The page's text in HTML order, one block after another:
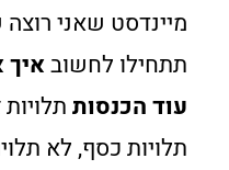
מיינדסט שאני
תתחילו לחשובאיך
עוד הכנסות
תלויות כסף, לא